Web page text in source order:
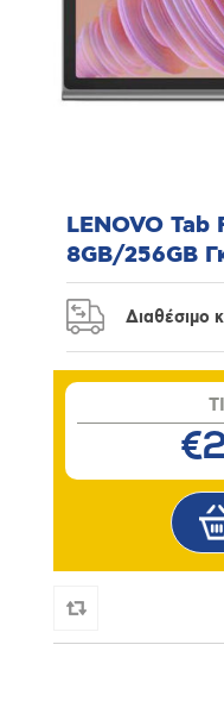
LENOVO Tab
8GB/256GB
Διαθέσιμο